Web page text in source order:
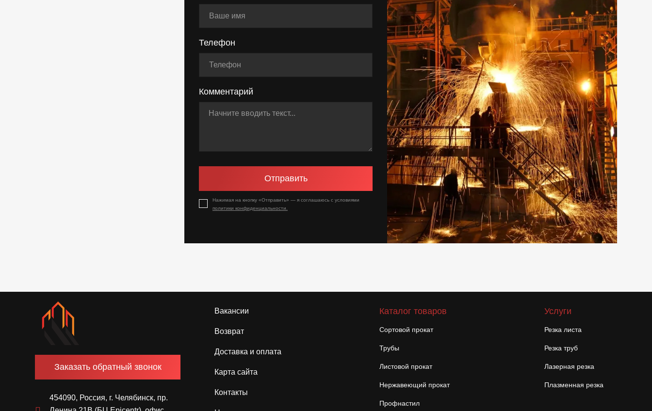
Телефон
Комментарий
Отправить
Нажимая на кнопку «Отправить» — я соглашаюсь с условиями
политики конфиденциальности.
Заказать обратный звонок
454090, Россия, г. Челябинск, пр.
Вакансии
Возврат
Доставка и оплата
Карта сайта
Контакты
Каталог товаров
Сортовой прокат
Трубы
Листовой прокат
Нержавеющий прокат
Профнастил
Услуги
Резка листа
Резка труб
Лазерная резка
Плазменная резка